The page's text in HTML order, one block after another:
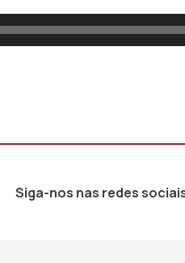
Siga-nos nas redes